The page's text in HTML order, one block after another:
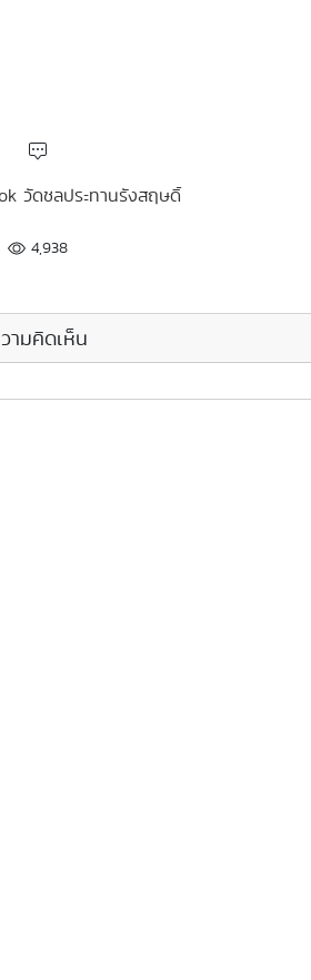
วัดชลประทานรังสฤษดิ์
4,938
ามคิดเห็น